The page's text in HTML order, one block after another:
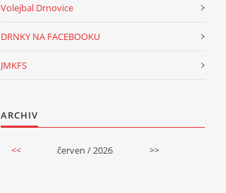
Volejbal Drnovice
DRNKY NA FACEBOOKU
JMKFS
ARCHIV
<< červen / 2026 >>